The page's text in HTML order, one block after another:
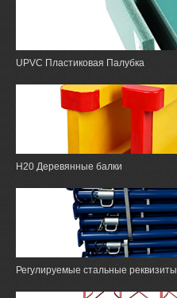
UPVC Пластиковая Палубка
H20 Деревянные балки
Регулируемые стальные реквизиты